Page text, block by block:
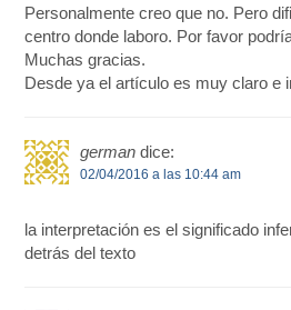
Personalmente creo que no. Pero
centro donde laboro. Por favor
Muchas gracias.
Desde ya el artículo es muy claro e
german dice:
02/04/2016 a las 10:44 am
la interpretación es el significado
detrás del texto